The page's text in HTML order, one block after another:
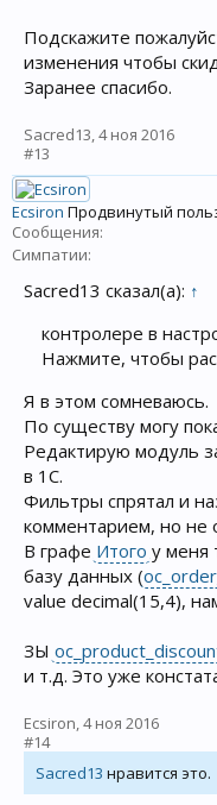
Подскажите
изменения чтобы
Заранее спасибо.
Sacred13,4 ноя 2016
#13
Ecsiron Продвинутый
Сообщения:
Симпатии:
Sacred13 сказал(а): ↑
контролере в
Нажмите, чтобы
Я в этом сомневаюсь.
По существу могу
Редактирую модуль
в 1С.
Фильтры спрятал и
комментарием, но не
В графе Итого у меня
базу данных (
value decimal(15,4),
ЗЫ
и т.д. Это уже
Ecsiron,4 ноя 2016
#14
Sacred13 нравится это.